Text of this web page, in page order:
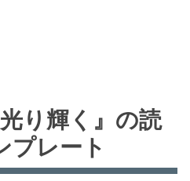
り輝く』の読
プレート